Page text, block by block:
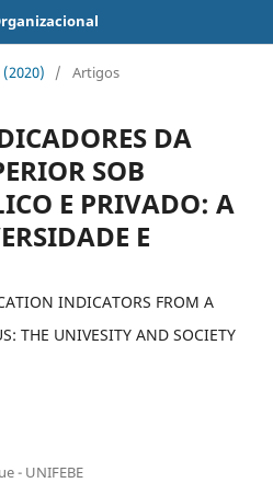
(2020) / Artigos
DA
SOB
E PRIVADO: A
E
INDICATORS FROM A
THE UNIVESITY AND SOCIETY
- UNIFEBE